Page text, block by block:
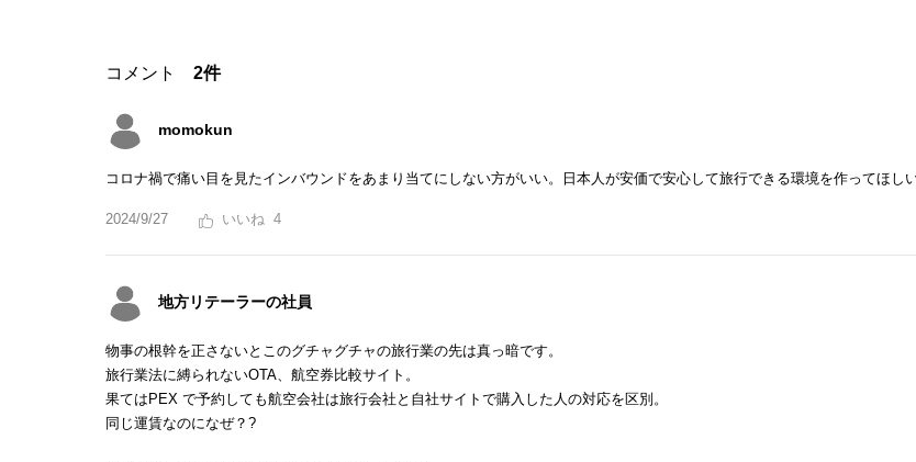
コメント 2件
momokun
コロナ禍で痛い目を見たインバウンドをあまり当てにしない方がいい。日本人が安価で安心して旅行できる環境を作ってほしい
2024/9/27 4
地方リテーラーの社員
物事の根幹を正さないとこのグチャグチャの旅行業の先は真っ暗です。
旅行業法に縛られないOTA、航空券比較サイト。
果てはPEX で予約しても航空会社は旅行会社と自社サイトで購入した人の対応を区別。
同じ運賃なのになぜ？?